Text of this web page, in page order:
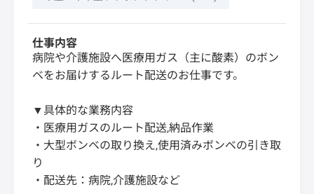
仕事内容
病院や介護施設へ医療用ガス（主に酸素）のボン
ベをお届けするルート配送のお仕事です。
▼具体的な業務内容
・医療用ガスのルート配送,納品作業
・大型ボンベの取り換え,使用済みボンベの引き取
り
・配送先：病院,介護施設など